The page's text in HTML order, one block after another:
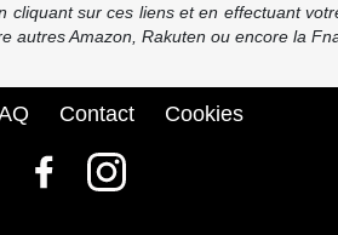
sur ces liens et en effectuant
Amazon, Rakuten ou encore la
Contact Cookies